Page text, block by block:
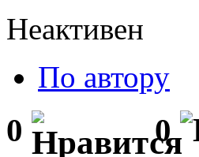
Неактивен
По автору
0 0